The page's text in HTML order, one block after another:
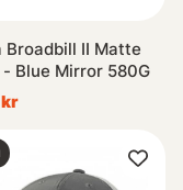
Broadbill II Matte
- Blue Mirror 580G